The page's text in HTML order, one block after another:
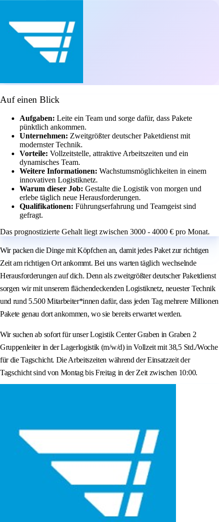
Auf einen Blick
Aufgaben: Leite ein Team und sorge dafür, dass Pakete
pünktlich ankommen.
Unternehmen: Zweitgrößter deutscher Paketdienst mit
modernster Technik.
Vorteile: Vollzeitstelle, attraktive Arbeitszeiten und ein
dynamisches Team.
Weitere Informationen: Wachstumsmöglichkeiten in einem
innovativen Logistiknetz.
Warum dieser Job: Gestalte die Logistik von morgen und
erlebe täglich neue Herausforderungen.
Qualifikationen: Führungserfahrung und Teamgeist sind
gefragt.
Das prognostizierte Gehalt liegt zwischen 3000 - 4000 € pro Monat.
Wir packen die Dinge mit Köpfchen an, damit jedes Paket zur richtigen
Zeit am richtigen Ort ankommt. Bei uns warten täglich wechselnde
Herausforderungen auf dich. Denn als zweitgrößter deutscher Paketdienst
sorgen wir mit unserem flächendeckenden Logistiknetz, neuester Technik
und rund 5.500 Mitarbeiter*innen dafür, dass jeden Tag mehrere Millionen
Pakete genau dort ankommen, wo sie bereits erwartet werden.
Wir suchen ab sofort für unser Logistik Center Graben in Graben 2
Gruppenleiter in der Lagerlogistik (m/w/d) in Vollzeit mit 38,5 Std./Woche
für die Tagschicht. Die Arbeitszeiten während der Einsatzzeit der
Tagschicht sind von Montag bis Freitag in der Zeit zwischen 10:00.